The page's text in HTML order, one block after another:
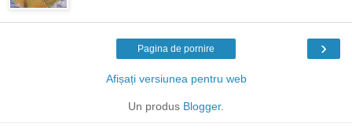
›
Pagina de pornire
Afișați versiunea pentru web
Un produs Blogger.